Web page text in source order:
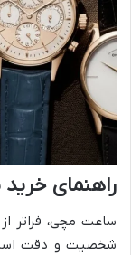
راهنمای
ساعت مچی، فراتر
شخصیت و دقت